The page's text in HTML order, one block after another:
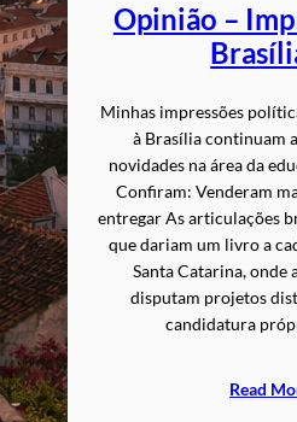
Opinião –
Minhas impressões
à Brasília continuam
novidades na área da
Confiram: Venderam
entregar As articulações
que dariam um livro a
Santa Catarina, onde
disputam projetos
candidatura
Read